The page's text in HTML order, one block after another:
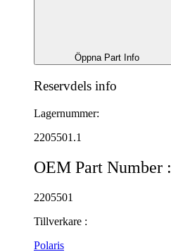
Öppna Part Info
Reservdels info
Lagernummer:
2205501.1
OEM Part Number :
2205501
Tillverkare :
Polaris